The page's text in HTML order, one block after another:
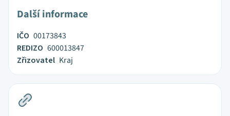
Další informace
IČO 00173843
REDIZO 600013847
Zřizovatel Kraj